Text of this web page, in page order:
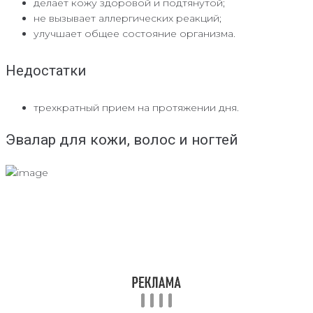
делает кожу здоровой и подтянутой;
не вызывает аллергических реакций;
улучшает общее состояние организма.
Недостатки
трехкратный прием на протяжении дня.
Эвалар для кожи, волос и ногтей